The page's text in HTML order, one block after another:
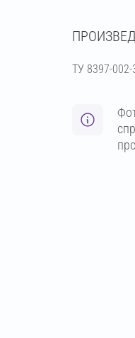
ТУ 8397-